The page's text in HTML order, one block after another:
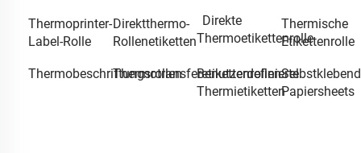
Thermoprinter-
Label-Rolle
Direktthermo-
Rollenetiketten
Direkte
Thermoetikettenrolle
Thermische
Etikettenrolle
ThermobeschriftungsrollenThermotransferetikettenrollen
Benutzerdefinierte
ThermietikettenPapiersheets